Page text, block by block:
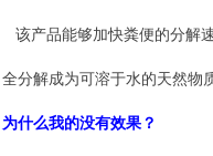
该产品能够加快粪便的分解
全分解成为可溶于水的天然物
什么我的没有效果？